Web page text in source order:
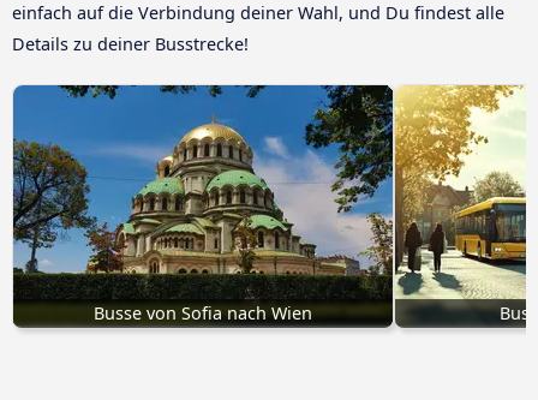
einfach auf die Verbindung deiner Wahl, und Du findest alle
Details zu deiner Busstrecke!
Busse von Sofia nach Wien Bus